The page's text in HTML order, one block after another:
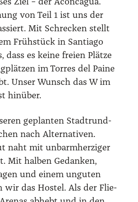
Ziel – der Acon­ca­gua.
von Teil 1 ist uns der
Mit Schre­cken stellt
Früh­stück in Sant­ia­go
dass es kei­ne frei­en Plät­ze
im Tor­res del Pai­ne
Unser Wunsch das W im
hin­über.
geplan­ten Stadt­rund­
nach Alter­na­ti­ven.
naht mit unbarm­her­zi­ger
Mit hal­ben Gedan­ken,
und einem ungu­ten
wir das Hos­tel. Als der Flie­